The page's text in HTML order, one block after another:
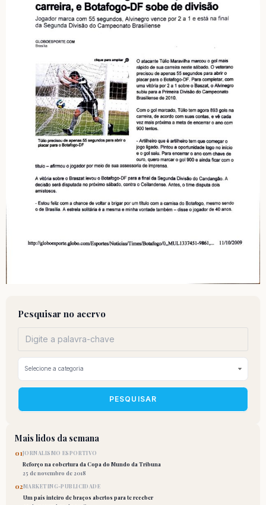
Pesquisar no acervo
PESQUISAR
Mais lidos da semana
01JORNALISMO ESPORTIVO
Reforço na cobertura da Copa do Mundo da Tribuna
25 de novembro de 2018
02MARKETING-PUBLICIDADE
Um país inteiro de braços abertos para te receber